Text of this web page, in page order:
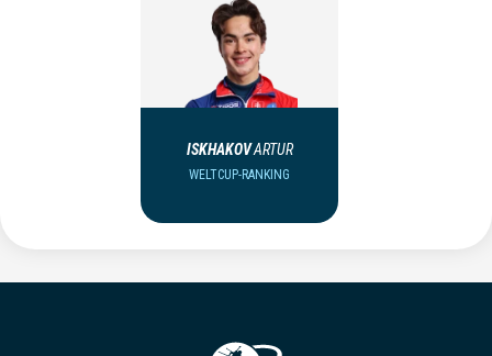
ISKHAKOVARTUR
WELTCUP-RANKING